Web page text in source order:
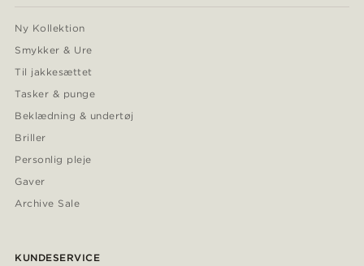
Ny Kollektion
Smykker & Ure
Til jakkesættet
Tasker & punge
Beklædning & undertøj
Briller
Personlig pleje
Gaver
Archive Sale
KUNDESERVICE